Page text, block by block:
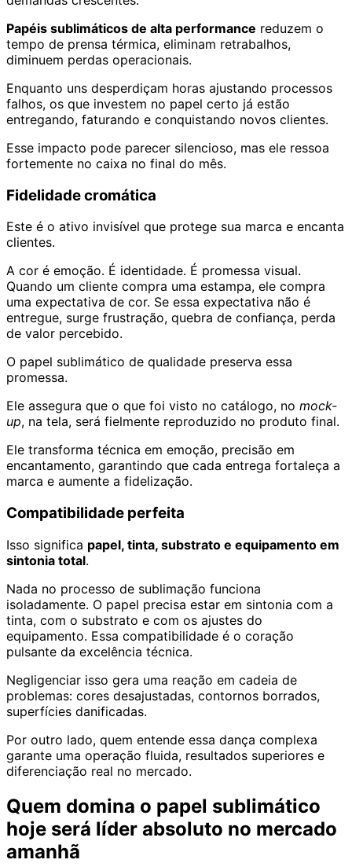
Papéis sublimáticos de alta performance reduzem o
tempo de prensa térmica, eliminam retrabalhos,
diminuem perdas operacionais.
Enquanto uns desperdiçam horas ajustando processos
falhos, os que investem no papel certo já estão
entregando, faturando e conquistando novos clientes.
Esse impacto pode parecer silencioso, mas ele ressoa
fortemente no caixa no final do mês.
Fidelidade cromática
Este é o ativo invisível que protege sua marca e encanta
clientes.
A cor é emoção. É identidade. É promessa visual.
Quando um cliente compra uma estampa, ele compra
uma expectativa de cor. Se essa expectativa não é
entregue, surge frustração, quebra de confiança, perda
de valor percebido.
O papel sublimático de qualidade preserva essa
promessa.
Ele assegura que o que foi visto no catálogo, no mock-
up, na tela, será fielmente reproduzido no produto final.
Ele transforma técnica em emoção, precisão em
encantamento, garantindo que cada entrega fortaleça a
marca e aumente a fidelização.
Compatibilidade perfeita
Isso significa papel, tinta, substrato e equipamento em
sintonia total.
Nada no processo de sublimação funciona
isoladamente. O papel precisa estar em sintonia com a
tinta, com o substrato e com os ajustes do
equipamento. Essa compatibilidade é o coração
pulsante da excelência técnica.
Negligenciar isso gera uma reação em cadeia de
problemas: cores desajustadas, contornos borrados,
superfícies danificadas.
Por outro lado, quem entende essa dança complexa
garante uma operação fluida, resultados superiores e
diferenciação real no mercado.
Quem domina o papel sublimático
hoje será líder absoluto no mercado
amanhã